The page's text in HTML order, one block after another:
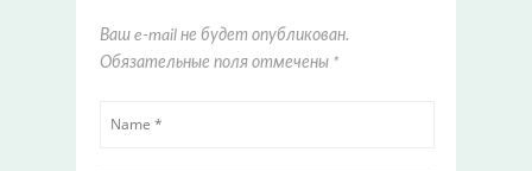
Ваш e-mail не будет опубликован.
Обязательные поля отмечены *